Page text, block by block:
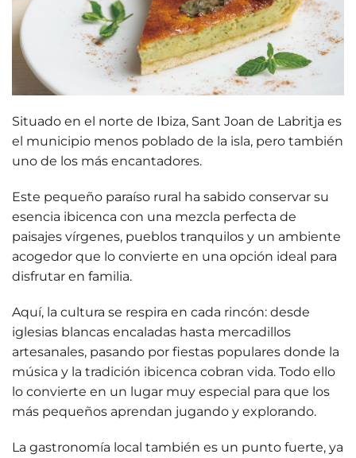
Situado en el norte de Ibiza, Sant Joan de Labritja es
el municipio menos poblado de la isla, pero también
uno de los más encantadores.
Este pequeño paraíso rural ha sabido conservar su
esencia ibicenca con una mezcla perfecta de
paisajes vírgenes, pueblos tranquilos y un ambiente
acogedor que lo convierte en una opción ideal para
disfrutar en familia.
Aquí, la cultura se respira en cada rincón: desde
iglesias blancas encaladas hasta mercadillos
artesanales, pasando por fiestas populares donde la
música y la tradición ibicenca cobran vida. Todo ello
lo convierte en un lugar muy especial para que los
más pequeños aprendan jugando y explorando.
La gastronomía local también es un punto fuerte, ya